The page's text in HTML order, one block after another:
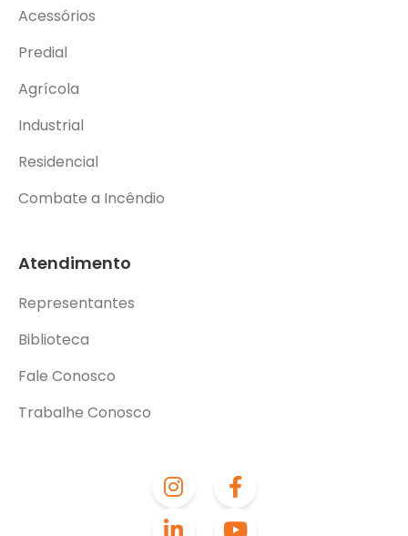
Acessórios
Predial
Agrícola
Industrial
Residencial
Combate a Incêndio
Atendimento
Representantes
Biblioteca
Fale Conosco
Trabalhe Conosco